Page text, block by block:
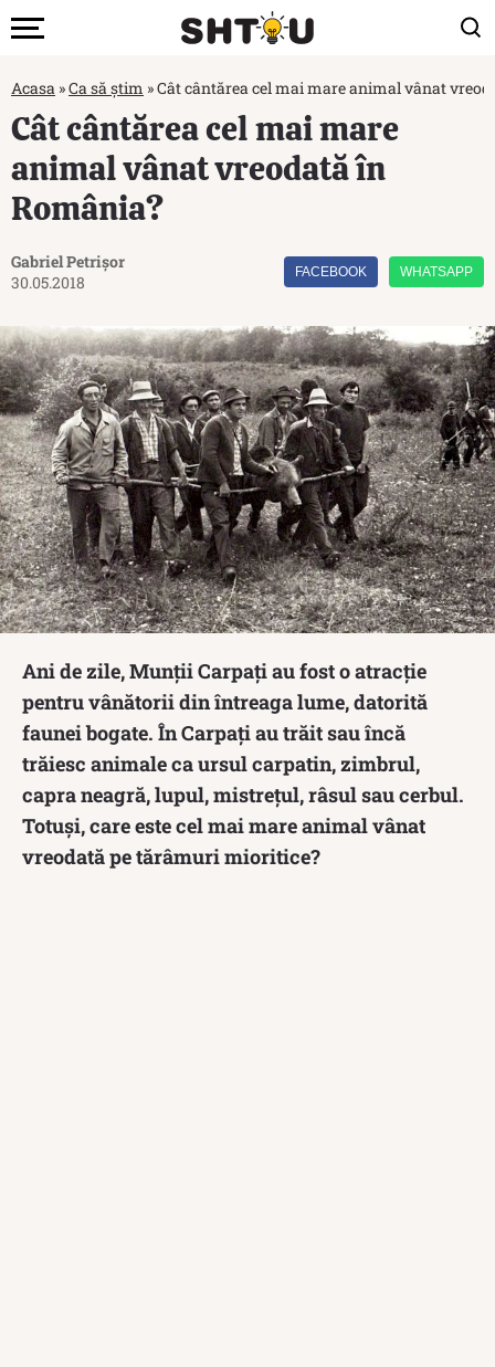
Acasa »Ca să știm »Cât cântărea cel mai mare animal vânat
Cât cântărea cel mai mare
animal vânat vreodată în
România?
Gabriel Petrișor
30.05.2018
FACEBOOK WHATSAPP
Ani de zile, Munții Carpați au fost o atracție
pentru vânătorii din întreaga lume, datorită
faunei bogate. În Carpați au trăit sau încă
trăiesc animale ca ursul carpatin, zimbrul,
capra neagră, lupul, mistrețul, râsul sau cerbul.
Totuși, care este cel mai mare animal vânat
vreodată pe tărâmuri mioritice?